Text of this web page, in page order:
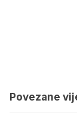
Povezane